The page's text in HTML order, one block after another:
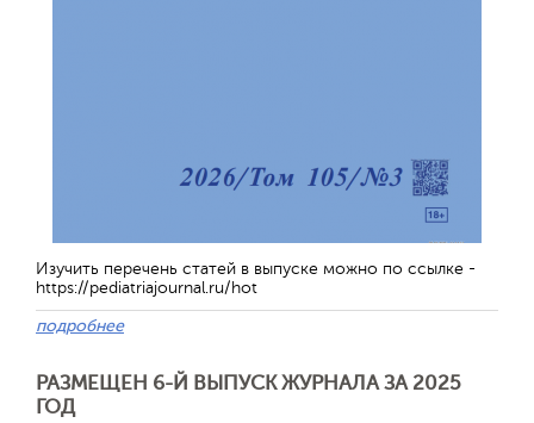
Изучить перечень статей в выпуске можно по ссылке -
https://pediatriajournal.ru/hot
подробнее
РАЗМЕЩЕН 6-Й ВЫПУСК ЖУРНАЛА ЗА 2025
ГОД